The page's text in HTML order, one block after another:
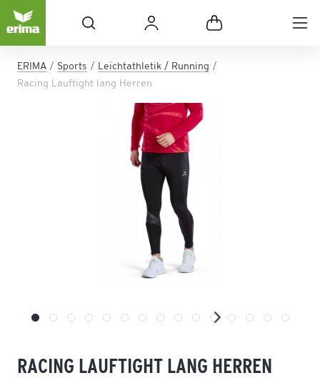
ERIMA Sports
Leichtathletik / Running
Racing Lauftight lang Herren
RACING LAUFTIGHT LANG HERREN